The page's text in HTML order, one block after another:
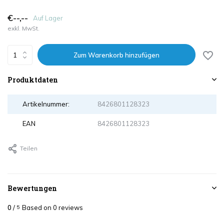
€--,-- Auf Lager
exkl. MwSt.
Zum Warenkorb hinzufügen
Produktdaten
Artikelnummer: 8426801128323
EAN 8426801128323
Teilen
Bewertungen
0 / 5 Based on 0 reviews